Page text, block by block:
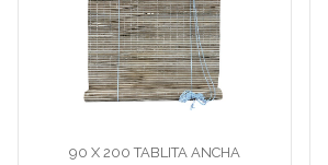
90 X 200 TABLITA ANCHA